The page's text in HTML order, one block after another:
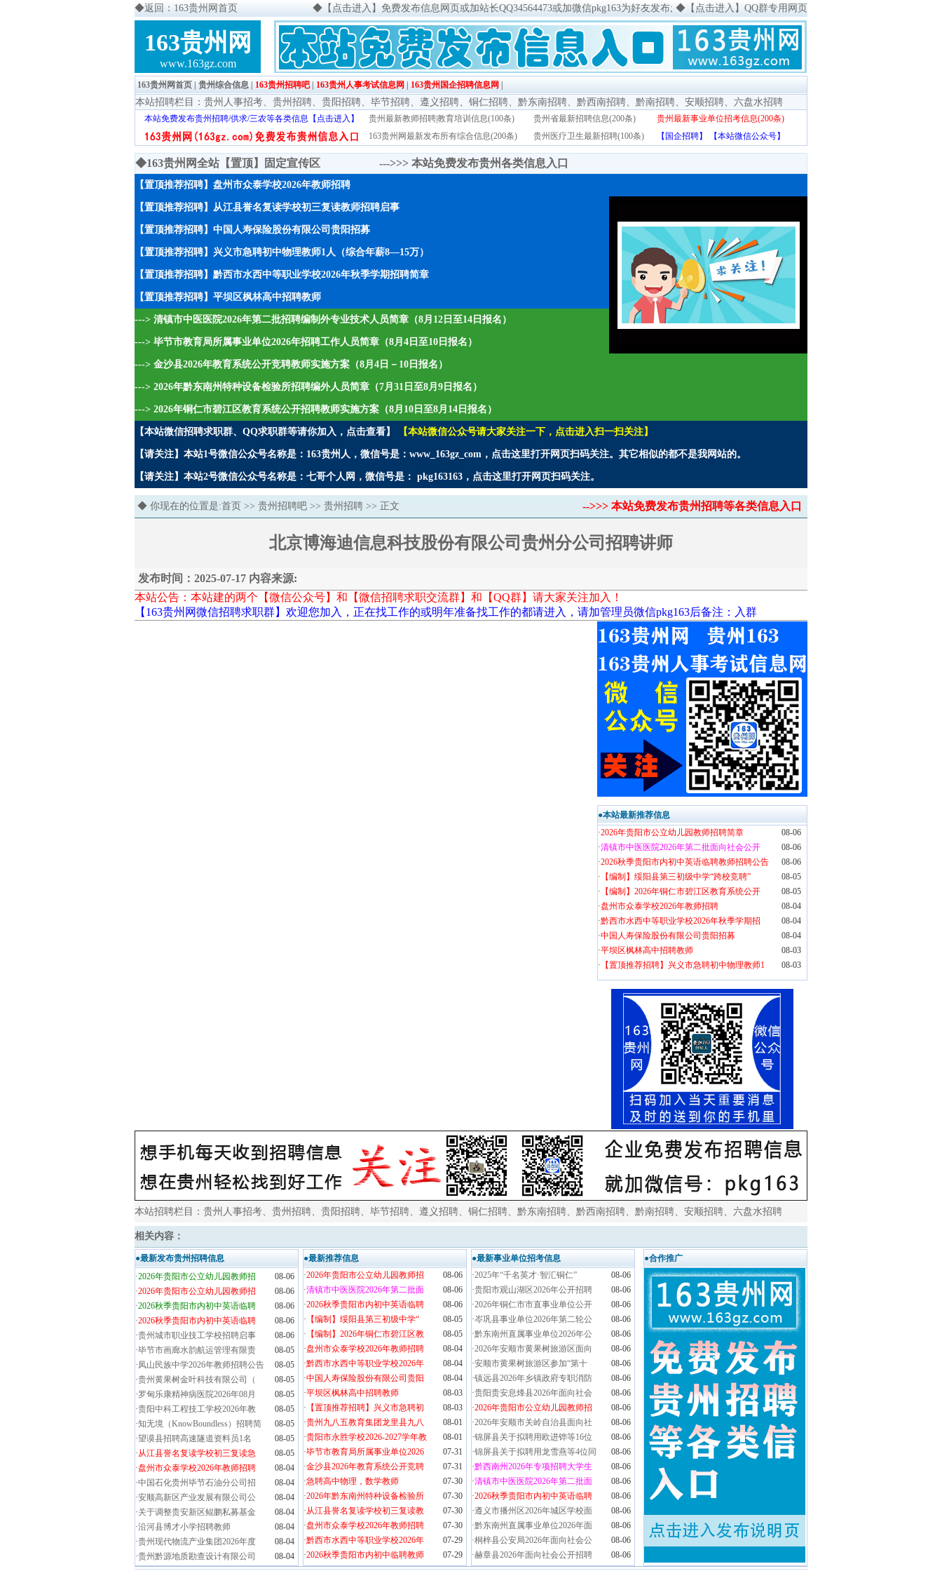
◆返回：163贵州网首页 ◆ 【点击进入】免费发布信息网页或加站长QQ34564473或加微信pkg163为好友发布; ◆ 【点击进入】QQ群专用网页
163贵州网
www.163gz.com
163贵州网首页 贵州综合信息 163贵州招聘吧| 163贵州人事考试信息网 163贵州国企招聘信息网
本站招聘栏目： 贵州人事招考、 贵州招聘、 贵阳招聘、 毕节招聘、 遵义招聘、 铜仁招聘、 黔东南招聘、 黔西南招聘、 黔南招聘、 安顺招聘、 六盘水招聘
本站免费发布贵州招聘/供求/三农等各类信息【点击进入】 贵州最新教师招聘|教育培训信息(100条) 贵州省最新招聘信息(200条)
贵州最新事业单位招考信息(200条)
163贵州网最新发布所有综合信息(200条)
贵州医疗卫生最新招聘(100条) 【国企招聘】 【本站微信公众号】
◆163贵州网全站【置顶】固定宣传区 --->>> 本站免费发布贵州各类信息入口
【置顶推荐招聘】盘州市众泰学校2026年教师招聘
【置顶推荐招聘】从江县誉名复读学校初三复读教师招聘启事
【置顶推荐招聘】中国人寿保险股份有限公司贵阳招募
【置顶推荐招聘】兴义市急聘初中物理教师1人（综合年薪8—15万）
【置顶推荐招聘】黔西市水西中等职业学校2026年秋季学期招聘简章
【置顶推荐招聘】平坝区枫林高中招聘教师
---> 清镇市中医医院2026年第二批招聘编制外专业技术人员简章（8月12日至14日报名）
---> 毕节市教育局所属事业单位2026年招聘工作人员简章（8月4日至10日报名）
---> 金沙县2026年教育系统公开竞聘教师实施方案（8月4日－10日报名）
---> 2026年黔东南州特种设备检验所招聘编外人员简章（7月31日至8月9日报名）
---> 2026年铜仁市碧江区教育系统公开招聘教师实施方案（8月10日至8月14日报名）
【本站微信招聘求职群、QQ求职群等请你加入，点击查看】 【本站微信公众号请大家关注一下，点击进入扫一扫关注】
【请关注】本站1号微信公众号名称是：163贵州人，微信号是：www_163gz_com，点击这里打开网页扫码关注。其它相似的都不是我网站的。
【请关注】本站2号微信公众号名称是：七哥个人网，微信号是： pkg163163，点击这里打开网页扫码关注。
◆ 你现在的位置是:首页 >> 贵州招聘吧 >> 贵州招聘 >> 正文 -->>> 本站免费发布贵州招聘等各类信息入口
北京博海迪信息科技股份有限公司贵州分公司招聘讲师
发布时间：2025-07-17 内容来源:
本站公告：本站建的两个【微信公众号】和【微信招聘求职交流群】和【QQ群】请大家关注加入！
【163贵州网微信招聘求职群】欢迎您加入，正在找工作的或明年准备找工作的都请进入，请加管理员微信pkg163后备注：入群
●本站最新推荐信息
·2026年贵阳市公立幼儿园教师招聘简章
08-06
·清镇市中医医院2026年第二批面向社会公开
08-06
·2026秋季贵阳市内初中英语临聘教师招聘公告
08-06
· 【编制】绥阳县第三初级中学“跨校竞聘”
08-05
· 【编制】2026年铜仁市碧江区教育系统公开
08-05
·盘州市众泰学校2026年教师招聘
08-04
·黔西市水西中等职业学校2026年秋季学期招
08-04
·中国人寿保险股份有限公司贵阳招募
08-04
·平坝区枫林高中招聘教师
08-03
· 【置顶推荐招聘】兴义市急聘初中物理教师1 08-03
本站招聘栏目： 贵州人事招考、 贵州招聘、 贵阳招聘、 毕节招聘、 遵义招聘、 铜仁招聘、 黔东南招聘、 黔西南招聘、 黔南招聘、 安顺招聘、 六盘水招聘
相关内容：
●最新发布贵州招聘信息
·2026年贵阳市公立幼儿园教师招
08-06
·2026年贵阳市公立幼儿园教师招
08-06
·2026秋季贵阳市内初中英语临聘
08-06
·2026秋季贵阳市内初中英语临聘
08-06
·贵州城市职业技工学校招聘启事
08-06
·毕节市画廊水韵航运管理有限责
08-05
·凤山民族中学2026年教师招聘公告
08-05
·贵州黄果树金叶科技有限公司（
08-05
·罗甸乐康精神病医院2026年08月
08-05
·贵阳中科工程技工学校2026年教
08-05
·知无境（KnowBoundless）招聘简
08-05
·望谟县招聘高速隧道资料员1名
08-05
·从江县誉名复读学校初三复读急
08-05
·盘州市众泰学校2026年教师招聘
08-04
·中国石化贵州毕节石油分公司招
08-04
·安顺高新区产业发展有限公司公
08-04
·关于调整贵安新区鲲鹏私募基金
08-04
·沿河县博才小学招聘教师
08-04
·贵州现代物流产业集团2026年度
08-04
·贵州黔源地质勘查设计有限公司 08-04
●最新推荐信息
·2026年贵阳市公立幼儿园教师招
08-06
·清镇市中医医院2026年第二批面
08-06
·2026秋季贵阳市内初中英语临聘
08-06
· 【编制】绥阳县第三初级中学“
08-05
· 【编制】2026年铜仁市碧江区教
08-05
·盘州市众泰学校2026年教师招聘
08-04
·黔西市水西中等职业学校2026年
08-04
·中国人寿保险股份有限公司贵阳
08-04
·平坝区枫林高中招聘教师
08-03
· 【置顶推荐招聘】兴义市急聘初
08-03
·贵州九八五教育集团龙里县九八
08-01
·贵阳市永胜学校2026-2027学年教
08-01
·毕节市教育局所属事业单位2026
07-31
·金沙县2026年教育系统公开竞聘
07-31
·急聘高中物理，数学教师
07-30
·2026年黔东南州特种设备检验所
07-30
·从江县誉名复读学校初三复读教
07-30
·盘州市众泰学校2026年教师招聘
07-30
·黔西市水西中等职业学校2026年
07-29
·2026秋季贵阳市内初中临聘教师 07-29
●最新事业单位招考信息
·2025年“千名英才·智汇铜仁”
08-06
·贵阳市观山湖区2026年公开招聘
08-06
·2026年铜仁市市直事业单位公开
08-06
·岑巩县事业单位2026年第二轮公
08-06
·黔东南州直属事业单位2026年公
08-06
·2026年安顺市黄果树旅游区面向
08-06
·安顺市黄果树旅游区参加“第十
08-06
·镇远县2026年乡镇政府专职消防
08-06
·贵阳贵安息烽县2026年面向社会
08-06
·2026年贵阳市公立幼儿园教师招
08-06
·2026年安顺市关岭自治县面向社
08-06
·锦屏县关于拟聘用欧进铧等16位
08-06
·锦屏县关于拟聘用龙雪燕等4位同
08-06
·黔西南州2026年专项招聘大学生
08-06
·清镇市中医医院2026年第二批面
08-06
·2026秋季贵阳市内初中英语临聘
08-06
·遵义市播州区2026年城区学校面
08-06
·黔东南州直属事业单位2026年面
08-06
·桐梓县公安局2026年面向社会公
08-06
·赫章县2026年面向社会公开招聘 08-06
●合作推广